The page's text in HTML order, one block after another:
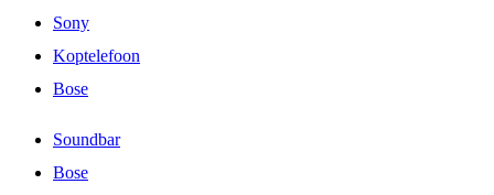
Sony
Koptelefoon
Bose
Soundbar
Bose